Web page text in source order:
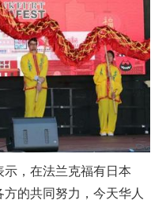
，在法兰克福有日本
的共同努力，今天华人